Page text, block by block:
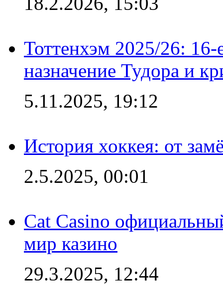
Тоттенхэм 2025/26:
назначение Тудора и
5.11.2025, 19:12
История хоккея: от
2.5.2025, 00:01
Cat Casino
мир казино
29.3.2025, 12:44